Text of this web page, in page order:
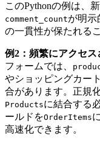
このPythonの例は、
comment_countが明示
の一貫性が保たれる
例2：頻繁にアクセ
フォームでは、
やショッピングカー
合があります。正規
Productsに結合する
ールドをOrderItems
高速化できます。